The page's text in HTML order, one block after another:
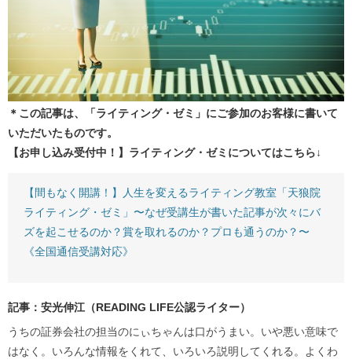
＊この記事は、「ライティング・ゼミ」にご参加のお客様に書いて
いただいたものです。
【お申し込み受付中！】ライティング・ゼミについてはこちら↓
【間もなく開講！】人生を変えるライティング教室「天狼院
ライティング・ゼミ」〜なぜ受講生が書いた記事が次々にバ
ズを起こせるのか？賞を取れるのか？プロも通うのか？〜
《全国通信受講対応》
記事：安光伸江（READING LIFE公認ライター）
うちの証券会社の担当のにぃちゃんは口がうまい。いや悪い意味で
はなく。いろんな情報をくれて、いろいろ説明してくれる。よくわ